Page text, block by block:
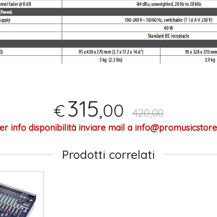
€315,00 420,00
info disponibilità inviare mail a
Prodotti correlati